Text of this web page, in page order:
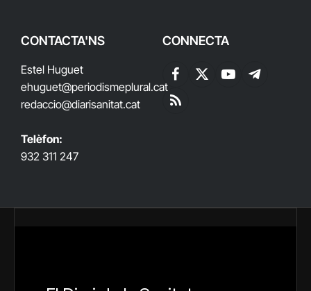
CONTACTA'NS
Estel Huguet
ehuguet@periodismeplural.cat
redaccio@diarisanitat.cat
Telèfon:
932 311 247
CONNECTA
Facebook
X
YouTubeTelegram
RSS